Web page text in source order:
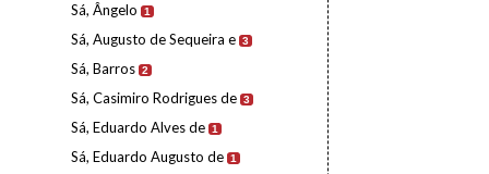
Sá, Ângelo 1
Sá, Augusto de Sequeira e 3
Sá, Barros 2
Sá, Casimiro Rodrigues de 3
Sá, Eduardo Alves de 1
Sá, Eduardo Augusto de 1